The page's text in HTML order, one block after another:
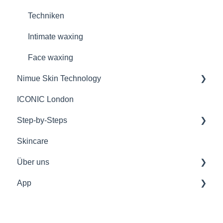
Techniken
Intimate waxing
Face waxing
Nimue Skin Technology
Inhaltsstoffe
Konzept / 3-Phasen-Behandlung
Produkte und Behandlungen für Profis
Dein Nimue-Studio
Produkte für Zuhause
ICONIC London
Step-by-Steps
CND™
CND™ PRO SKINCARE
Light Elegance™
Skincare
Über uns
Onlineshop
App